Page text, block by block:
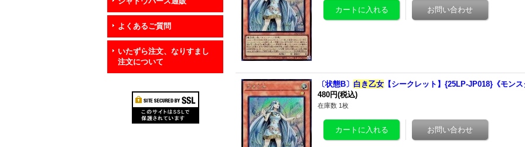
よくあるご質問
いたずら注文、なりすまし
注文について
〔状態B〕 白き乙女 【シークレット】{25LP-JP018}《モンス
480円(税込)
在庫数 1枚